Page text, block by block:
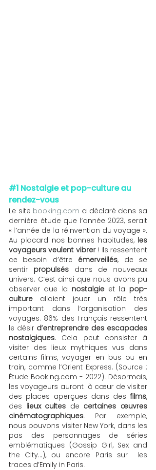
#1 Nostalgie et pop-culture au
rendez-vous
Le site booking.com a déclaré dans sa
dernière étude que l’année 2023, serait
« l’année de la réinvention du voyage ».
Au placard nos bonnes habitudes, les
voyageurs veulent vibrer ! Ils ressentent
ce besoin d’être émerveillés, de se
sentir propulsés dans de nouveaux
univers. C’est ainsi que nous avons pu
observer que la nostalgie et la pop-
culture allaient jouer un rôle très
important dans l’organisation des
voyages. 86% des Français ressentent
le désir d’entreprendre des escapades
nostalgiques. Cela peut consister à
visiter des lieux mythiques vus dans
certains films, voyager en bus ou en
train, comme l’Orient Express. (Source :
Étude Booking.com - 2022). Désormais,
les voyageurs auront  à cœur de visiter
des places aperçues dans des films,
des lieux cultes de certaines œuvres
cinématographiques. Par exemple,
nous pouvons visiter New York, dans les
pas des personnages de séries
emblématiques (Gossip Girl, Sex and
the City…), ou encore Paris sur  les
traces d’Emily in Paris.